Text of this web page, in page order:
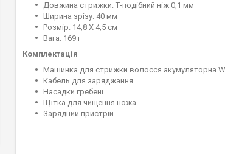
Довжина стрижки: Т-подібний ніж 0,1 мм
Ширина зрізу: 40 мм
Розмір: 14,8 X 4,5 см
Вага: 169 г
Комплектація
Машинка для стрижки волосся акумуляторна
Кабель для заряджання
Насадки гребені
Щітка для чищення ножа
Зарядний пристрій